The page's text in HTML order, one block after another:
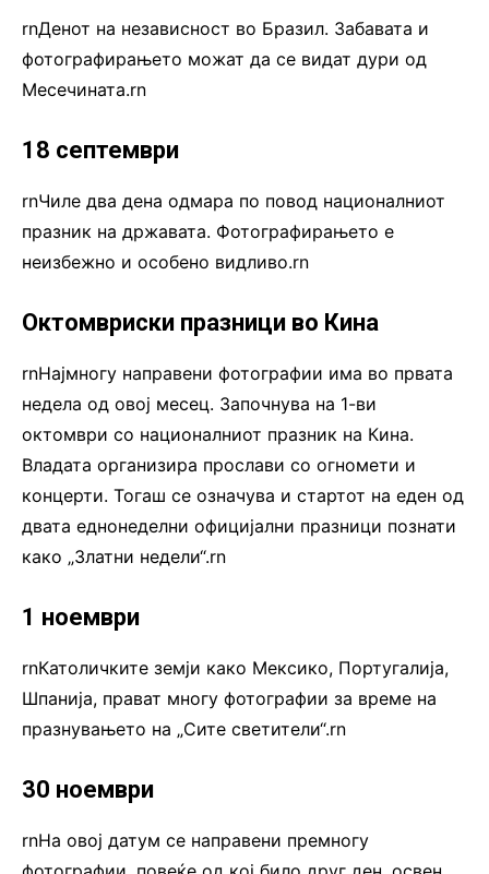
rnДенот на независност во Бразил. Забавата и
фотографирањето можат да се видат дури од
Месечината.rn
18 септември
rnЧиле два дена одмара по повод националниот
празник на државата. Фотографирањето е
неизбежно и особено видливо.rn
Октомвриски празници во Кина
rnНајмногу направени фотографии има во првата
недела од овој месец. Започнува на 1-ви
октомври со националниот празник на Кина.
Владата организира прослави со огномети и
концерти. Тогаш се означува и стартот на еден од
двата еднонеделни официјални празници познати
како „Златни недели“.rn
1 ноември
rnКатоличките земји како Мексико, Португалија,
Шпанија, прават многу фотографии за време на
празнувањето на „Сите светители“.rn
30 ноември
rnНа овој датум се направени премногу